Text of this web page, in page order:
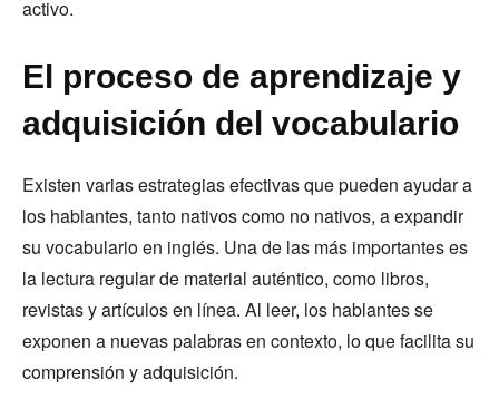
activo.
El proceso de aprendizaje y
adquisición del vocabulario
Existen varias estrategias efectivas que pueden ayudar a
los hablantes, tanto nativos como no nativos, a expandir
su vocabulario en inglés. Una de las más importantes es
la lectura regular de material auténtico, como libros,
revistas y artículos en línea. Al leer, los hablantes se
exponen a nuevas palabras en contexto, lo que facilita su
comprensión y adquisición.